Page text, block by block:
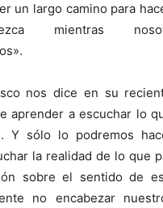
un largo camino para
mientras
nos dice en su
aprender a escuchar lo
Y sólo lo podremos
la realidad de lo que
sobre el sentido de
no encabezar